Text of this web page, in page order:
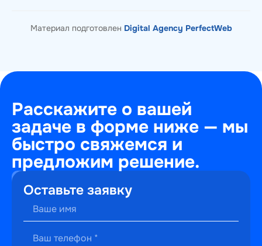
Материал подготовлен Digital Agency PerfectWeb
Расскажите о вашей
задаче в форме ниже — мы
быстро свяжемся и
предложим решение.
(495)
241-
22-
59
Оставьте заявку